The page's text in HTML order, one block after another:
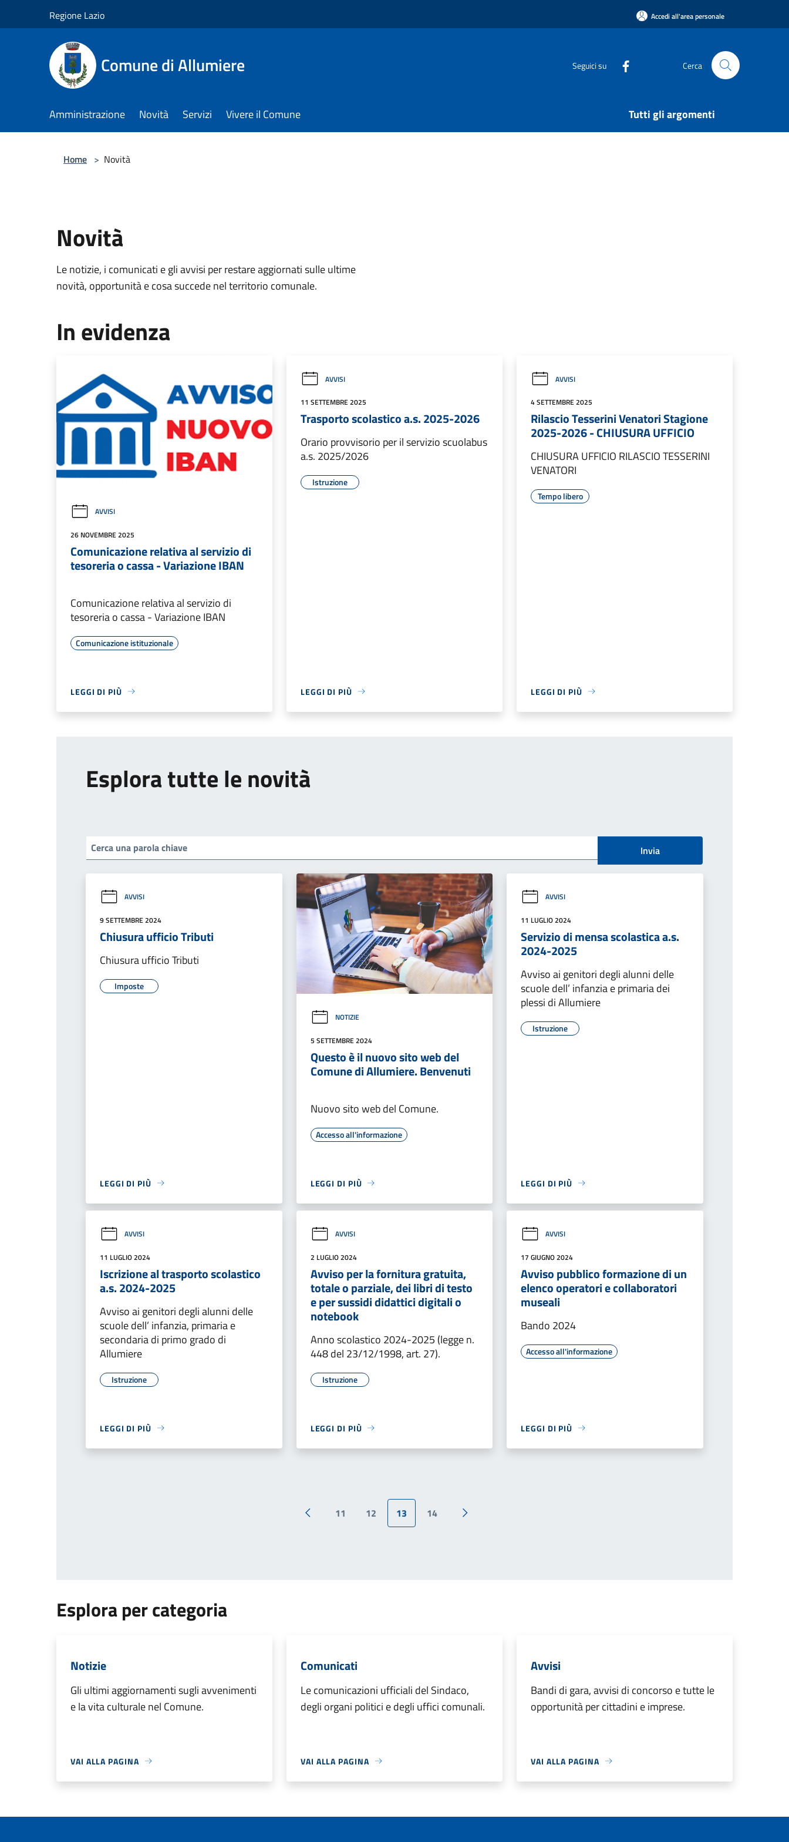
Regione Lazio Accedi all'area personale
Comune di Allumiere Seguici su Cerca
Amministrazione Novità Servizi Vivere il Comune Tutti gli argomenti
Home > Novità
Novità
Le notizie, i comunicati e gli avvisi per restare aggiornati sulle ultime
novità, opportunità e cosa succede nel territorio comunale.
In evidenza
AVVISI
26 NOVEMBRE 2025
Comunicazione relativa al servizio di
tesoreria o cassa - Variazione IBAN
Comunicazione relativa al servizio di
tesoreria o cassa - Variazione IBAN
Comunicazione istituzionale
LEGGI DI PIÙ
AVVISI
11 SETTEMBRE 2025
Trasporto scolastico a.s. 2025-2026
Orario provvisorio per il servizio scuolabus
a.s. 2025/2026
Istruzione
LEGGI DI PIÙ
AVVISI
4 SETTEMBRE 2025
Rilascio Tesserini Venatori Stagione
2025-2026 - CHIUSURA UFFICIO
CHIUSURA UFFICIO RILASCIO TESSERINI
VENATORI
Tempo libero
LEGGI DI PIÙ
Esplora tutte le novità
Invia
AVVISI
9 SETTEMBRE 2024
Chiusura ufficio Tributi
Chiusura ufficio Tributi
Imposte
LEGGI DI PIÙ
NOTIZIE
5 SETTEMBRE 2024
Questo è il nuovo sito web del
Comune di Allumiere. Benvenuti
Nuovo sito web del Comune.
Accesso all'informazione
LEGGI DI PIÙ
AVVISI
11 LUGLIO 2024
Servizio di mensa scolastica a.s.
2024-2025
Avviso ai genitori degli alunni delle
scuole dell’ infanzia e primaria dei
plessi di Allumiere
Istruzione
LEGGI DI PIÙ
AVVISI
11 LUGLIO 2024
Iscrizione al trasporto scolastico
a.s. 2024-2025
Avviso ai genitori degli alunni delle
scuole dell’ infanzia, primaria e
secondaria di primo grado di
Allumiere
Istruzione
LEGGI DI PIÙ
AVVISI
2 LUGLIO 2024
Avviso per la fornitura gratuita,
totale o parziale, dei libri di testo
e per sussidi didattici digitali o
notebook
Anno scolastico 2024-2025 (legge n.
448 del 23/12/1998, art. 27).
Istruzione
LEGGI DI PIÙ
AVVISI
17 GIUGNO 2024
Avviso pubblico formazione di un
elenco operatori e collaboratori
museali
Bando 2024
Accesso all'informazione
LEGGI DI PIÙ
Pagina precedente
11 12 13 14
Pagina successiva
Esplora per categoria
Notizie
Gli ultimi aggiornamenti sugli avvenimenti
e la vita culturale nel Comune.
VAI ALLA PAGINA
Comunicati
Le comunicazioni ufficiali del Sindaco,
degli organi politici e degli uffici comunali.
VAI ALLA PAGINA
Avvisi
Bandi di gara, avvisi di concorso e tutte le
opportunità per cittadini e imprese.
VAI ALLA PAGINA